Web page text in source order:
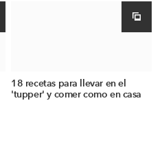
18 recetas para llevar en el
'tupper' y comer como en casa